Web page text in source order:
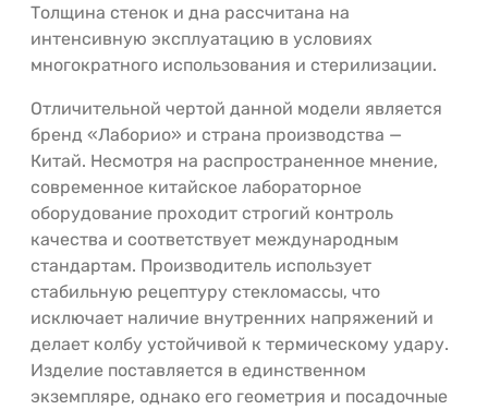
Толщина стенок и дна рассчитана на
интенсивную эксплуатацию в условиях
многократного использования и стерилизации.
Отличительной чертой данной модели является
бренд «Лаборио» и страна производства —
Китай. Несмотря на распространенное мнение,
современное китайское лабораторное
оборудование проходит строгий контроль
качества и соответствует международным
стандартам. Производитель использует
стабильную рецептуру стекломассы, что
исключает наличие внутренних напряжений и
делает колбу устойчивой к термическому удару.
Изделие поставляется в единственном
экземпляре, однако его геометрия и посадочные